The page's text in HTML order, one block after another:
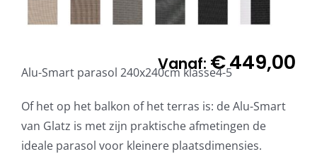
Vanaf: €449,00
Alu-Smart parasol 240x240cm klasse4-5
Of het op het balkon of het terras is: de Alu-Smart
van Glatz is met zijn praktische afmetingen de
ideale parasol voor kleinere plaatsdimensies.